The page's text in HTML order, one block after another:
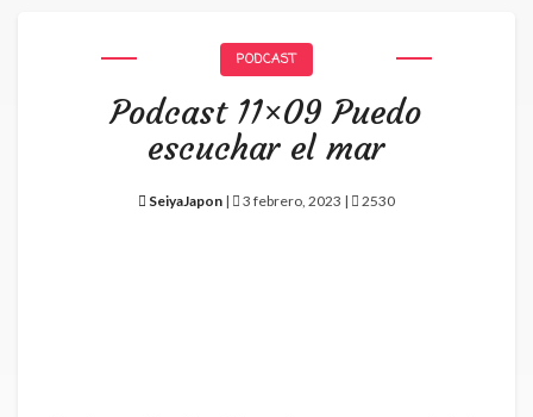
PODCAST
Podcast 11×09 Puedo
escuchar el mar
SeiyaJapon | 3 febrero, 2023 | 2530